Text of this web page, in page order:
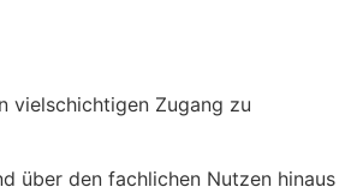
vielschichtigen Zugang zu
über den fachlichen Nutzen hinaus